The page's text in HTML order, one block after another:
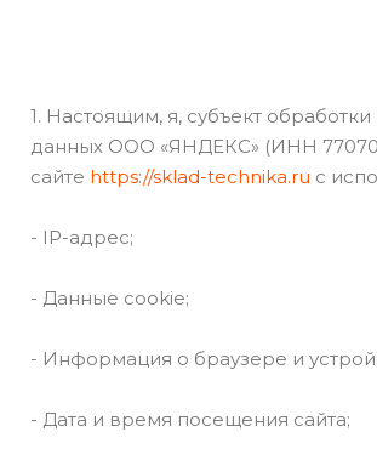
1. Настоящим, я, субъект
данных ООО «ЯНДЕКС» (ИНН
сайте https://sklad-technika.ru с
- IP-адрес;
- Данные cookie;
- Информация о браузере и
- Дата и время посещения сайта;